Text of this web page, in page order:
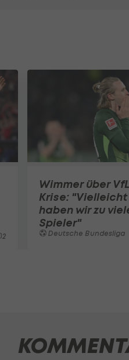
2
Wimmer über
Krise: "Vielleicht
haben wir zu
Spieler"
Deutsche Bundesliga